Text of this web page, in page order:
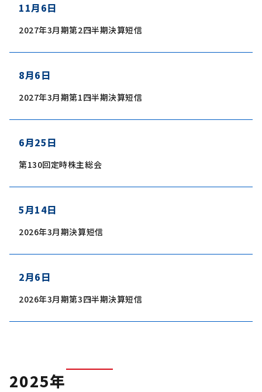
11月6日
2027年3月期第2四半期決算短信
8月6日
2027年3月期第1四半期決算短信
6月25日
第130回定時株主総会
5月14日
2026年3月期決算短信
2月6日
2026年3月期第3四半期決算短信
2025年